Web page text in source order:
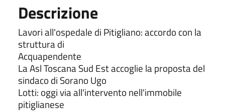
Descrizione
Lavori all'ospedale di Pitigliano: accordo con la
struttura di
Acquapendente
La Asl Toscana Sud Est accoglie la proposta del
sindaco di Sorano Ugo
Lotti: oggi via all'intervento nell'immobile
pitiglianese